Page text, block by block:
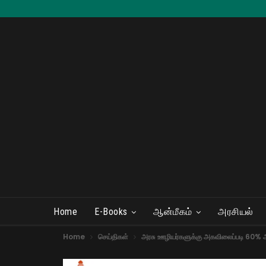
Home E-Books ஆன்மீகம் அரசியல்
Home செய்திகள் அரசு ஊழியர்களுக்கு அகவிலைப்படி 60%